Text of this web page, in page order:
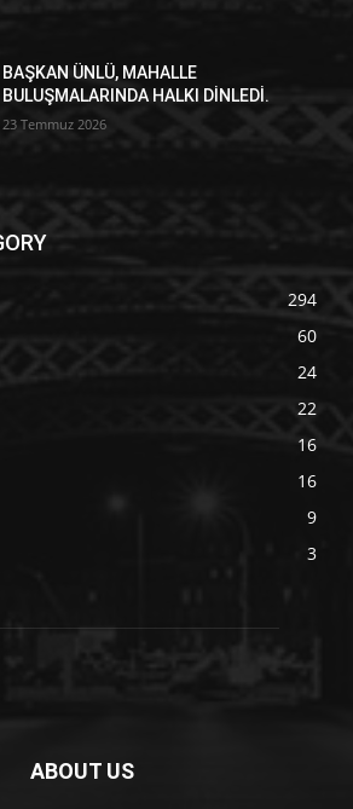
BAŞKAN ÜNLÜ, MAHALLE
BULUŞMALARINDA HALKI DİNLEDİ.
23 Temmuz 2026
294
60
24
22
16
16
9
3
ABOUT US